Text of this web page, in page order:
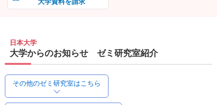
日本大学
大学からのお知らせ ゼミ研究室紹介
その他のゼミ研究室はこちら